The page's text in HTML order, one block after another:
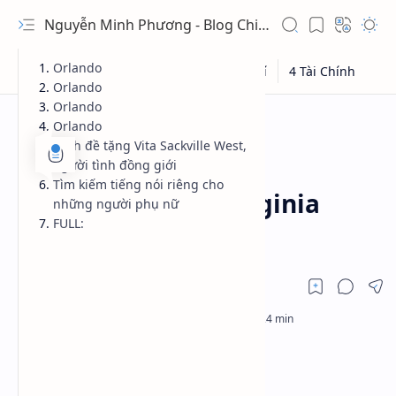
Nguyễn Minh Phương - Blog Chia sẻ Kiến thức Chứng khoán & Tài liệu Toán học
Trang chủ 3 Giải Trí Bách Hợp
eBook Orlando - Virginia
Woolf
Orlando
Orlando
Orlando
Orlando
Sách đề tặng Vita Sackville West,
người tình đồng giới
Tìm kiếm tiếng nói riêng cho
những người phụ nữ
FULL: